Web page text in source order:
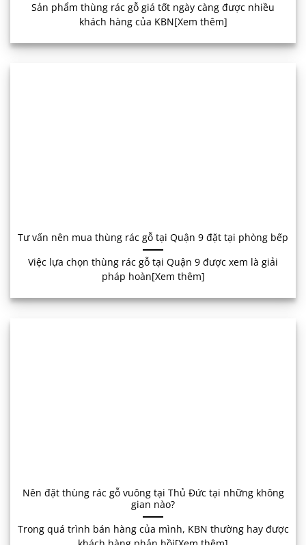
Sản phẩm thùng rác gỗ giá tốt ngày càng được nhiều
khách hàng của KBN[Xem thêm]
Tư vấn nên mua thùng rác gỗ tại Quận 9 đặt tại phòng bếp
Việc lựa chọn thùng rác gỗ tại Quận 9 được xem là giải
pháp hoàn[Xem thêm]
Nên đặt thùng rác gỗ vuông tại Thủ Đức tại những không
gian nào?
Trong quá trình bán hàng của mình, KBN thường hay được